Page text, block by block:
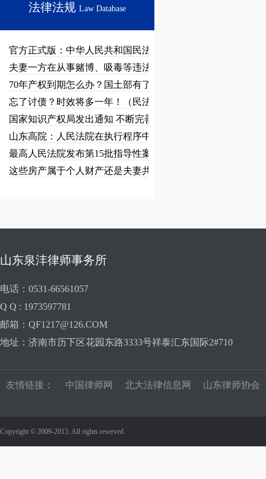
法律法规 Law Database
官方正式版：中华人民共和国民法总…
夫妻一方在从事赌博、吸毒等违法犯…
70年产权到期怎么办？国土部有了…
忘了讨债？时效将多一年！（民法草…
国家知识产权局发出通知 不断完善…
山东高院：人民法院在执行程序中可…
最高人民法院发布第15批指导性案…
这些房产属于个人财产还是夫妻共同…
山东泉沣律师事务所
电话：0531-66561057
Q Q : 1973597781
邮箱：QF1217@126.COM
地址：济南市历下区花园东路3333号祥泰汇东国际2#710
友情链接： 中国律师网 北大法律信息网 山东律师协会
Copyright © 2009-2015. All rights reserved.